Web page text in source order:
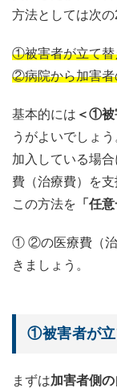
方法としては次の
①被害者が立て替
②病院から加害者
基本的には ＜①被
うがよいでしょう
加入している場
費（治療費）を支
この方法を 「任
① ②の医療費（治
きましょう。
①被害者が立
まずは加害者側